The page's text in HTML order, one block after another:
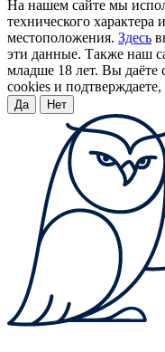
На нашем сайте мы
технического
местоположения. Здесь
эти данные. Также наш
младше 18 лет. Вы даёте
cookies и
Да Нет